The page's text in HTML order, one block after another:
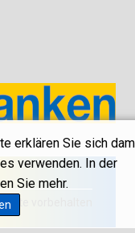
erklären Sie sich
verwenden. In der
Sie mehr.
vorbehalten